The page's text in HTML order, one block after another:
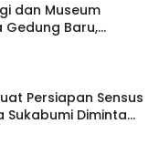
dan Museum
Gedung Baru,
Persiapan Sensus
Sukabumi Diminta